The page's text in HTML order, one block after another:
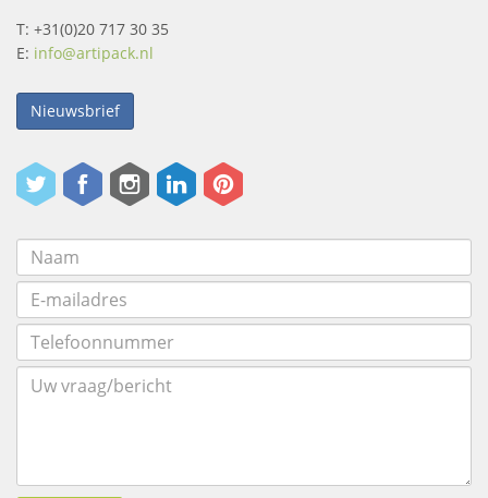
T: +31(0)20 717 30 35
E: info@artipack.nl
Nieuwsbrief